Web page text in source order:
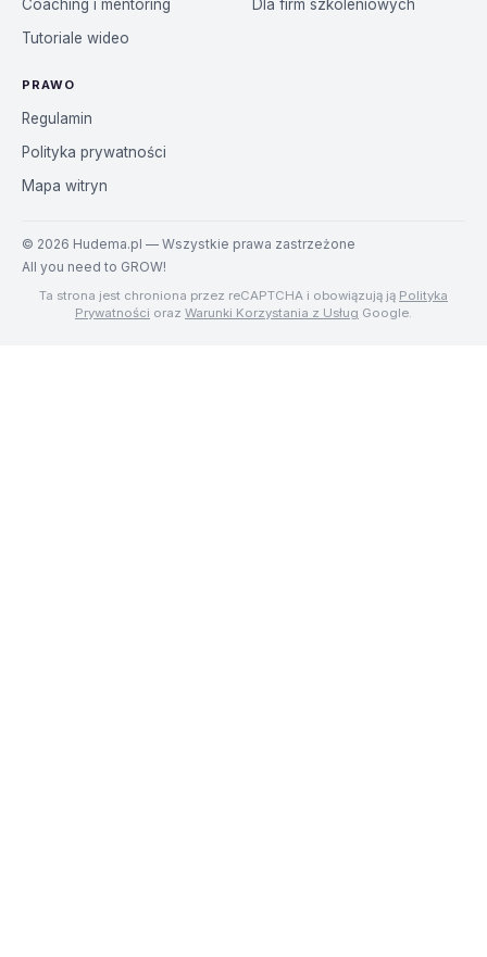
Coaching i mentoring
Tutoriale wideo
Dla firm szkoleniowych
PRAWO
Regulamin
Polityka prywatności
Mapa witryn
© 2026 Hudema.pl — Wszystkie prawa zastrzeżone
All you need to GROW!
Ta strona jest chroniona przez reCAPTCHA i obowiązują ją Polityka
Prywatności oraz Warunki Korzystania z Usług Google.